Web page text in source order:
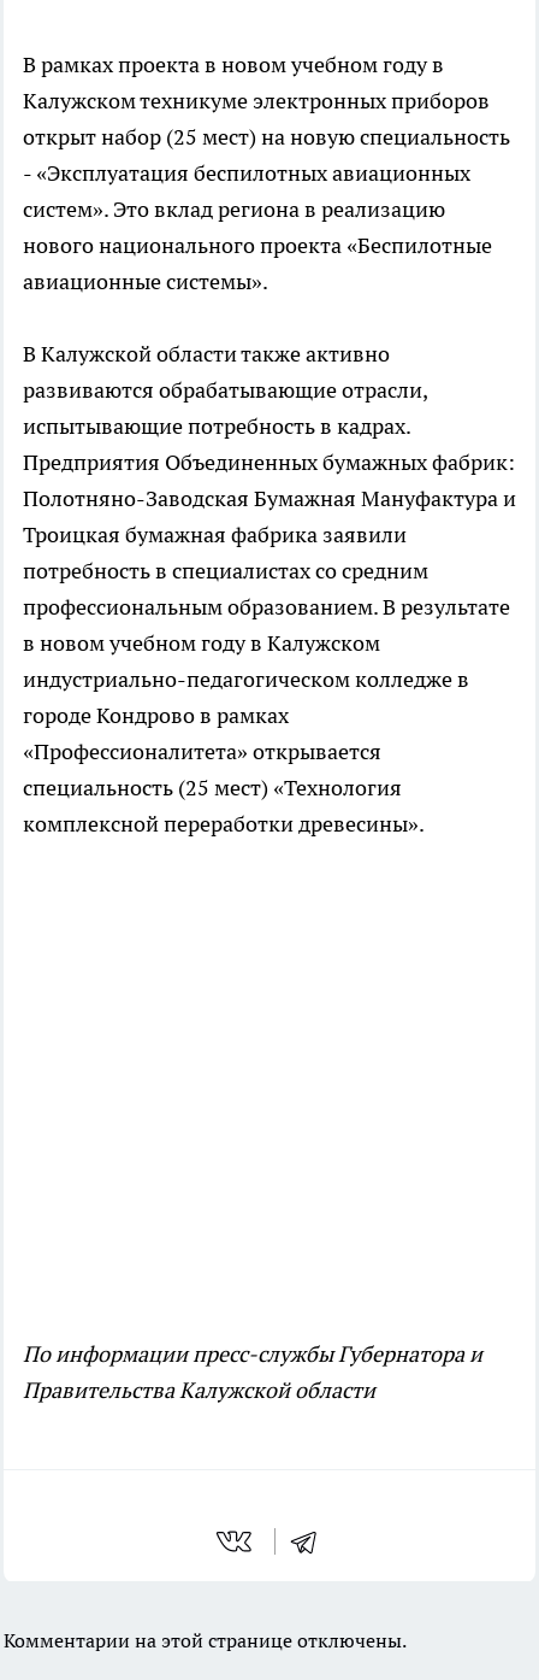
В рамках проекта в новом учебном году в
Калужском техникуме электронных приборов
открыт набор (25 мест) на новую специальность
- «Эксплуатация беспилотных авиационных
систем». Это вклад региона в реализацию
нового национального проекта «Беспилотные
авиационные системы».
В Калужской области также активно
развиваются обрабатывающие отрасли,
испытывающие потребность в кадрах.
Предприятия Объединенных бумажных фабрик:
Полотняно-Заводская Бумажная Мануфактура и
Троицкая бумажная фабрика заявили
потребность в специалистах со средним
профессиональным образованием. В результате
в новом учебном году в Калужском
индустриально-педагогическом колледже в
городе Кондрово в рамках
«Профессионалитета» открывается
специальность (25 мест) «Технология
комплексной переработки древесины».
По информации пресс-службы Губернатора и
Правительства Калужской области
Комментарии на этой странице отключены.